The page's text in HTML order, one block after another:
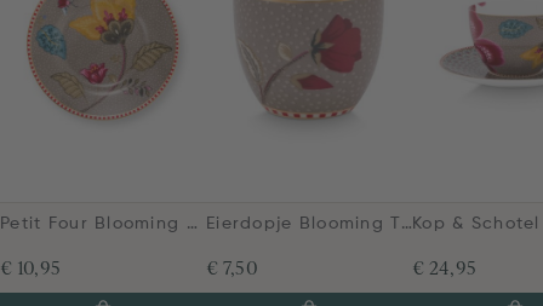
Petit Four Blooming Tales Fantasy Khaki 12cm
€ 10,95
Eierdopje Blooming Tales Fantasy Khaki
€ 7,50 € 24,95